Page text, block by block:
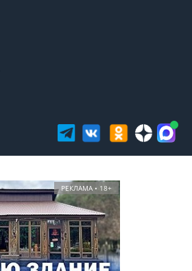
РЕКЛАМА • 18+